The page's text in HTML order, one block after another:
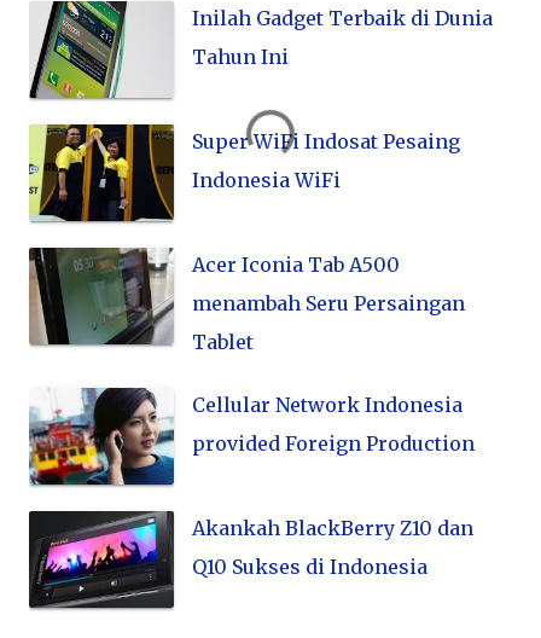
Inilah Gadget Terbaik di Dunia
Tahun Ini
Super WiFi Indosat Pesaing
Indonesia WiFi
Acer Iconia Tab A500
menambah Seru Persaingan
Tablet
Cellular Network Indonesia
provided Foreign Production
Akankah BlackBerry Z10 dan
Q10 Sukses di Indonesia